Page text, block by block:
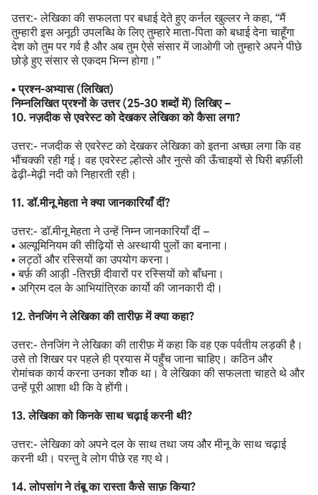
उत्तर:- लेखिका की सफलता पर बधाई देते हुए कर्नल खुल्लर ने कहा, “मैं
तुम्हारी इस अनूठी उपलब्धि के लिए तुम्हारे माता-पिता को बधाई देना चाहूँगा
देश को तुम पर गर्व है और अब तुम ऐसे संसार में जाओगी जो तुम्हारे अपने पीछे
छोड़े हुए संसार से एकदम भिन्न होगा।”
• प्रश्न-अभ्यास (लिखित)
निम्नलिखित प्रश्नों के उत्तर (25-30 शब्दों में) लिखिए –
10. नज़दीक से एवरेस्ट को देखकर लेखिका को कैसा लगा?
उत्तर:- नजदीक से एवरेस्ट को देखकर लेखिका को इतना अच्छा लगा कि वह
भौंचक्की रही गई। वह एवरेस्ट ल्होत्से और नुत्से की ऊँचाइयों से घिरी बर्फ़ीली
ढेढ़ी-मेढ़ी नदी को निहारती रही।
11. डॉ.मीनू मेहता ने क्या जानकारियाँ दीं?
उत्तर:- डॉ.मीनू मेहता ने उन्हें निम्न जानकारियाँ दीं –
• अल्यूमिनियम की सीढ़ियों से अस्थायी पुलों का बनाना।
• लट्ठों और रस्सियों का उपयोग करना।
• बर्फ़ की आड़ी -तिरछी दीवारों पर रस्सियों को बाँधना।
• अग्रिम दल के आभियांत्रिक कार्यो की जानकारी दी।
12. तेनजिंग ने लेखिका की तारीफ़ में क्या कहा?
उत्तर:- तेनजिंग ने लेखिका की तारीफ़ में कहा कि वह एक पर्वतीय लड़की है।
उसे तो शिखर पर पहले ही प्रयास में पहुँच जाना चाहिए। कठिन और
रोमांचक कार्य करना उनका शौक था। वे लेखिका की सफलता चाहते थे और
उन्हें पूरी आशा थी कि वे होंगी।
13. लेखिका को किनके साथ चढ़ाई करनी थी?
उत्तर:- लेखिका को अपने दल के साथ तथा जय और मीनू के साथ चढ़ाई
करनी थी। परन्तु वे लोग पीछे रह गए थे।
14. लोपसांग ने तंबू का रास्ता कैसे साफ़ किया?